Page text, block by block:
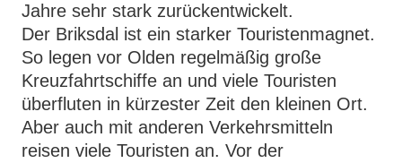
Jahre sehr stark zurückentwickelt.
Der Briksdal ist ein starker Touristenmagnet.
So legen vor Olden regelmäßig große
Kreuzfahrtschiffe an und viele Touristen
überfluten in kürzester Zeit den kleinen Ort.
Aber auch mit anderen Verkehrsmitteln
reisen viele Touristen an. Vor der